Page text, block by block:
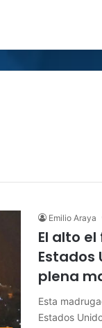
Emilio Araya
El alto
Estados
plena
Esta
Estados